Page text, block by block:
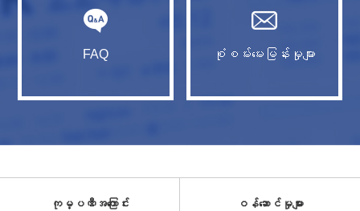
FAQ စုံစမ်းမေးမြန်းမှုများ
ကုမ္ပဏီအကြောင်း ဝန်ဆောင်မှုများ